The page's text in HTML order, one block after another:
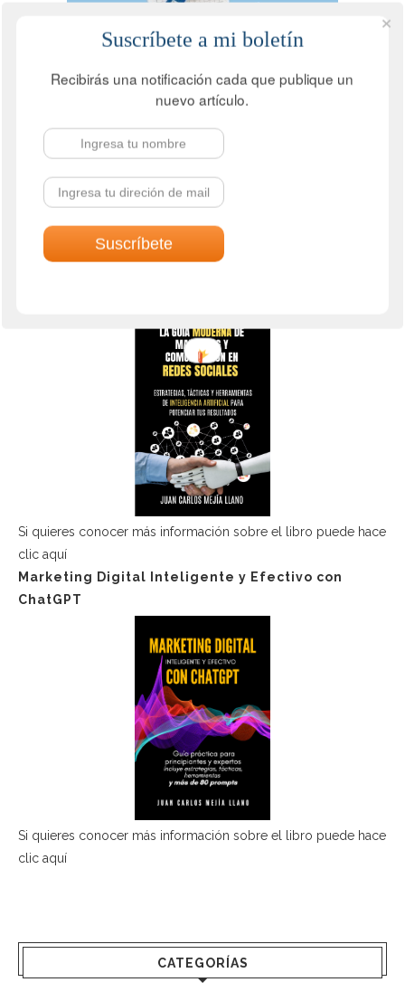
Si quieres conocer más información sobre el libro puede hace
clic aquí
Si quieres conocer más información sobre el libro puede hace
clic aquí
Marketing Digital Inteligente y Efectivo con
ChatGPT
Si quieres conocer más información sobre el libro puede hace
clic aquí
CATEGORÍAS
Suscríbete a mi boletín
Recibirás una notificación cada que publique un
nuevo artículo.